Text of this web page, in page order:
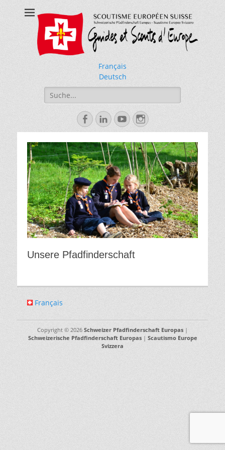
Schweizer
Pfadfinderschaft
Europas
Français
Deutsch
Search
for:
FacebookLinkedinYouTubeInstagram
Unsere Pfadfinderschaft
Français
Copyright © 2026 Schweizer Pfadfinderschaft Europas |
Schweizerische Pfadfinderschaft Europas| Scautismo Europe
Svizzera